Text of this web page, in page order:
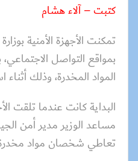
كتبت – آلاء هشام
تمكنت الأجهزة الأمنية
بمواقع التواصل
المواد المخدرة، وذلك أثناء
البداية كانت عندما تلقت
مساعد الوزير مدير أمن
تعاطي شخصان مواد مخدرة،